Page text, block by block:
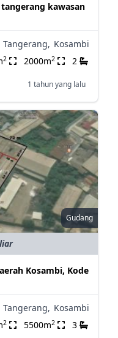
kawasan
Kosambi
2 2000m2 2
1 tahun yang lalu
Gudang
Kosambi, Kode
Kosambi
2 5500m2 3